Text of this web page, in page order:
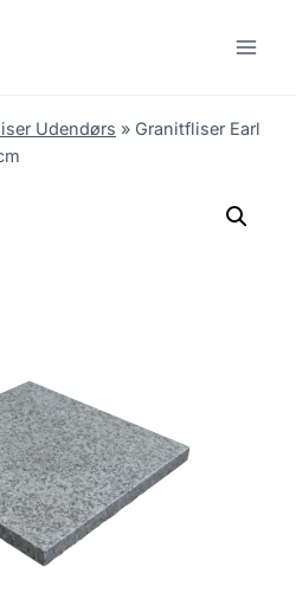
Udendørs » Granitfliser Earl